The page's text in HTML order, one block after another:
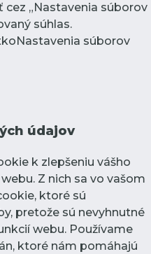
cez „Nastavenia súborov
súhlas.
Nastavenia súborov
údajov
k zlepšeniu vášho
Z nich sa vo vašom
ktoré sú
pretože sú nevyhnutné
webu. Používame
ktoré nám pomáhajú